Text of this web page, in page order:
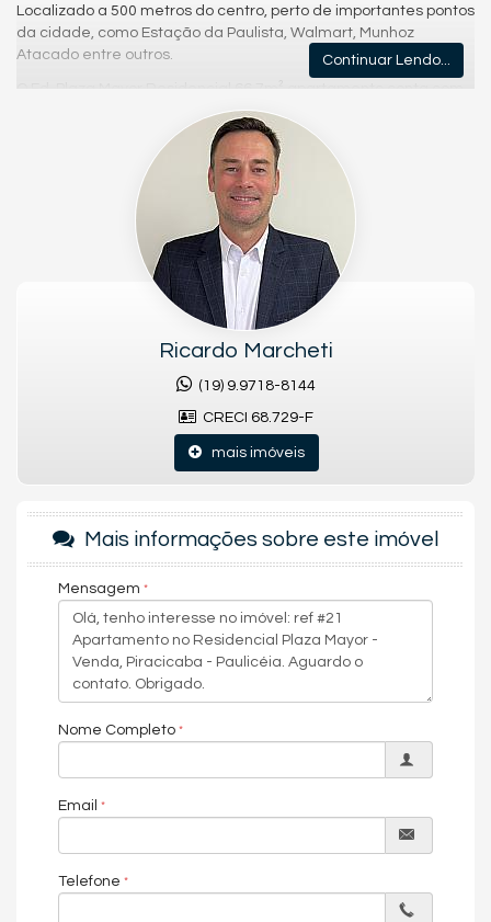
Localizado a 500 metros do centro, perto de importantes pontos
da cidade, como Estação da Paulista, Walmart, Munhoz
Atacado entre outros.
O Ed. Plaza Mayor Residencial 66,7m² apartamento conta com
2 dormitórios 1 suite, sala para 2 ambientes com sacada,
cozinha com armários e banheiro social com armário e box de
vidro e espelhos., porcelanato 72x72.
Cada torre com 20 pavimentos (térreo + 19 andares), 8
apartamentos por andar e 3 elevadores. O edifício garagem
possui 624 vagas em 7 pavimentos sendo 2 por apartamento
mais 26 para visitantes.
Condomínio oferece lazer completo com acessibilidade para
Sala para 2 Ambientes
Piso Porcelanato
Características do Empreendimento
Sala de Jogos
Salão de Festas
Quadra Esportiva
Espaço Gourmet
Espaço Fitness
Portaria 24h
Playground
Piscina Infantil
Endereço:
Piracicaba /
Continuar Lendo...
Ricardo Marcheti
(19) 9.9718-8144
CRECI 68.729-F
mais imóveis
Mais informações sobre este imóvel
Mensagem
Nome Completo
Email
Telefone